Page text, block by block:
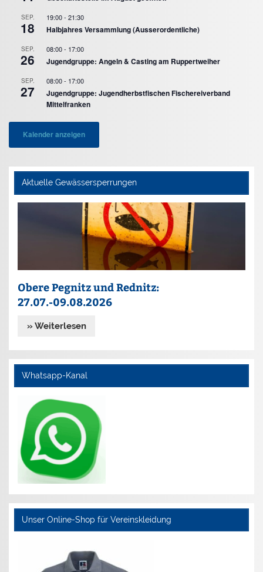
SEP.
18
19:00-21:30
Halbjahres Versammlung (Ausserordentliche)
SEP.
26
08:00- 17:00
Jugendgruppe: Angeln & Casting am Ruppertweiher
SEP.
27
08:00- 17:00
Jugendgruppe: Jugendherbstfischen Fischereiverband
Mittelfranken
Kalender anzeigen
Aktuelle Gewässersperrungen
Obere Pegnitz und Rednitz:
27.07.-09.08.2026
» Weiterlesen
Whatsapp-Kanal
Unser Online-Shop für Vereinskleidung